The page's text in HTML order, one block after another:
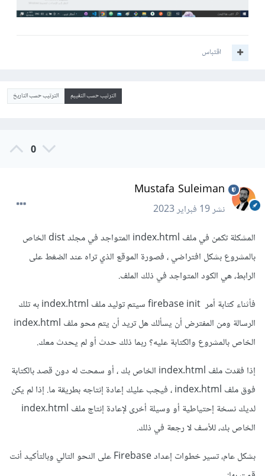
اقتباس
الترتيب حسب التقييم الترتيب حسب التاريخ
0
Mustafa Suleiman
نشر19 فبراير 2023
المشكلة تكمن في ملف index.html المتواجد في مجلد dist الخاص
بالمشروع بشكل افتراضي ، فصورة الموقع الذي تراه عند الضغط على
الرابط، هي الكود المتواجد في ذلك الملف.
فأثناء كتابة أمر firebase init سيتم توليد ملف index.html به تلك
الرسالة ومن المفترض أن يسألك هل تريد أن يتم محو ملف index.html
الخاص بالمشروع والكتابة عليه؟ ربما ذلك حدث أو لم يحدث معك.
إذا فقدت ملف index.html الخاص بك ، أو سمحت له دون قصد بالكتابة
فوق ملف index.html ، فيجب عليك إعادة إنتاجه بطريقة ما. إذا لم يكن
لديك نسخة إحتياطية أو وسيلة أخرى لإعادة إنتاج ملف index.html
الخاص بك، للأسف لا رجعة في ذلك.
بشكل عام، تسير خطوات إعداد Firebase على النحو التالي وبالتأكيد أنت